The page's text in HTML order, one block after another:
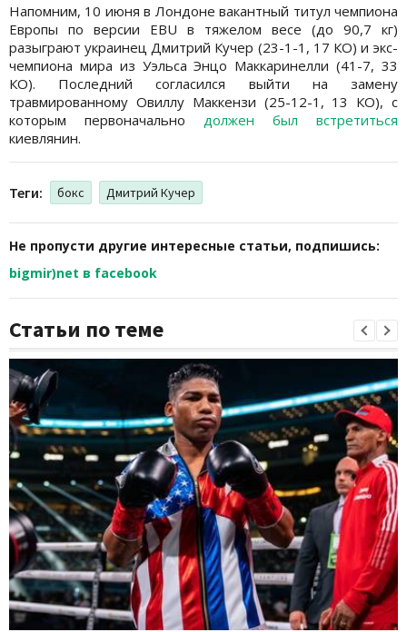
Напомним, 10 июня в Лондоне вакантный титул чемпиона
Европы по версии EBU в тяжелом весе (до 90,7 кг)
разыграют украинец Дмитрий Кучер (23-1-1, 17 КО) и экс-
чемпиона мира из Уэльса Энцо Маккаринелли (41-7, 33
КО). Последний согласился выйти на замену
травмированному Овиллу Маккензи (25-12-1, 13 КО), с
которым первоначально должен был встретиться
киевлянин.
Теги: бокс Дмитрий Кучер
Не пропусти другие интересные статьи, подпишись:
bigmir)net в facebook
Статьи по теме